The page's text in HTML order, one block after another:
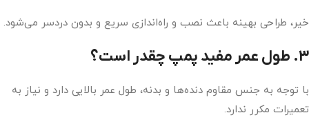
خیر، طراحی بهینه باعث نصب و راه‌اندازی سریع و بدون دردسر می‌شود.
۳. طول عمر مفید پمپ چقدر است؟
با توجه به جنس مقاوم دنده‌ها و بدنه، طول عمر بالایی دارد و نیاز به
تعمیرات مکرر ندارد.